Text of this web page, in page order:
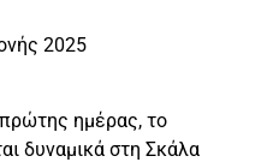
2025
ημέρας, το
δυναμικά στη Σκάλα